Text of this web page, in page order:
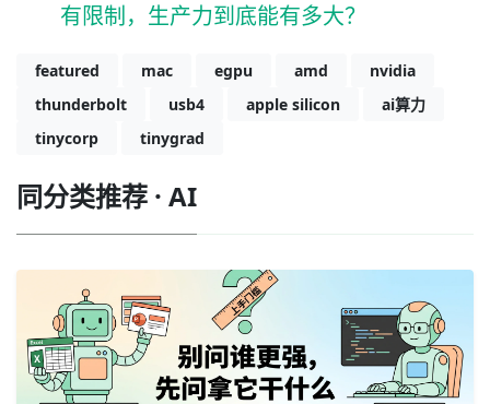
有限制，生产力到底能有多大？
featured mac egpu amd
nvidia
thunderbolt
usb4 apple silicon
ai算力
tinycorp
tinygrad
同分类推荐 · AI